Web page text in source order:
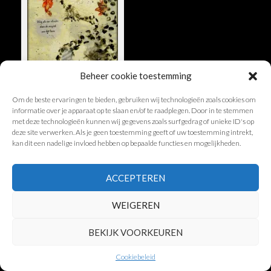
Beheer cookie toestemming
Om de beste ervaringen te bieden, gebruiken wij technologieën zoals cookies om
informatie over je apparaat op te slaan en/of te raadplegen. Door in te stemmen
met deze technologieën kunnen wij gegevens zoals surfgedrag of unieke ID's op
deze site verwerken. Als je geen toestemming geeft of uw toestemming intrekt,
kan dit een nadelige invloed hebben op bepaalde functies en mogelijkheden.
ACCEPTEREN
WEIGEREN
BEKIJK VOORKEUREN
Cookiebeleid
© Encaustic-Paintings.nl